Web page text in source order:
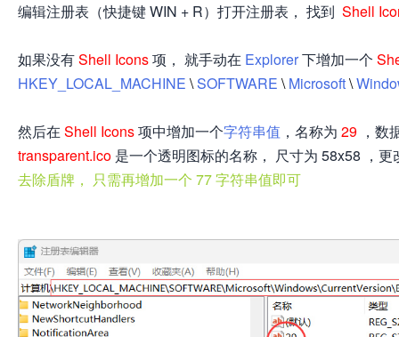
编辑注册表（快捷键 WIN + R）打开注册表， 找到 Shell
如果没有Shell Icons项， 就手动在 Explorer下增加一个
HKEY_LOCAL_MACHINE \SOFTWARE \Microsoft\
然后在 Shell Icons项中增加一个字符串值 ，名称为 29 ，数
transparent.ico 是一个透明图标的名称， 尺寸为 58x58 ，
去除盾牌， 只需再增加一个 77 字符串值即可